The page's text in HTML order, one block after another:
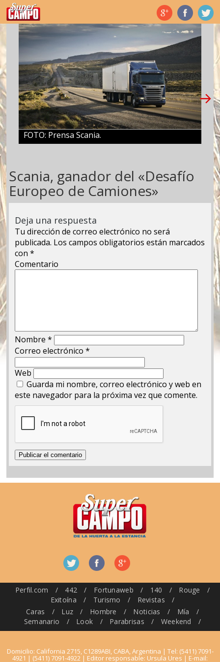
Temas de hoy
FOTO: Prensa Scania.
Scania, ganador del «Desafío
Europeo de Camiones»
Deja una respuesta
Tu dirección de correo electrónico no será
publicada. Los campos obligatorios están marcados
con*
Comentario
Nombre*
Correo electrónico*
Web
Guarda mi nombre, correo electrónico y web en
este navegador para la próxima vez que comente.
Perfil.com / 442 / Fortunaweb / 140 / Rouge
/
Exitoína
/ Turismo / Revistas
/
Caras
/ Luz / Hombre / Noticias / Mía
/
Semanario
/ Look / Parabrisas / Weekend /
Domicilio: California 2715, C1289ABI, CABA, Argentina | Tel: (5411) 7091-
4921 | (5411) 7091-4922 | Editor responsable: Ursula Ures | E-mail: